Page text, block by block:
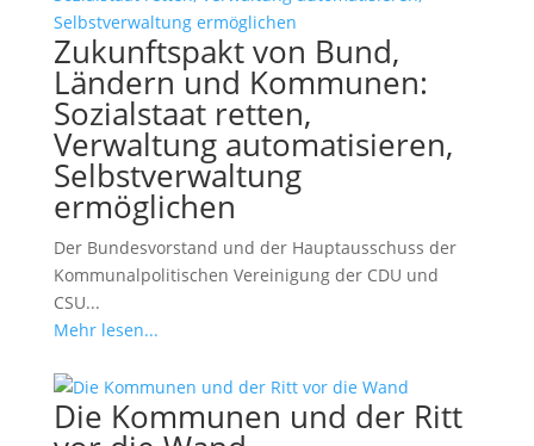
Zukunftspakt von Bund,
Ländern und Kommunen:
Sozialstaat retten,
Verwaltung automatisieren,
Selbstverwaltung
ermöglichen
Der Bundesvorstand und der Hauptausschuss der
Kommunalpolitischen Vereinigung der CDU und
CSU...
Mehr lesen...
Die Kommunen und der Ritt